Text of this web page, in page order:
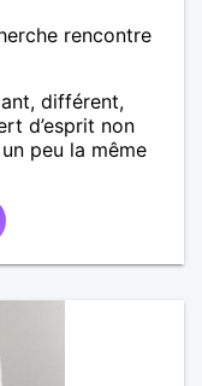
rencontre
différent,
d’esprit non
peu la même